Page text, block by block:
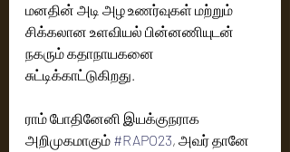
மனதின் அடி அழ உணர்வுகள் மற்றும்
சிக்கலான உளவியல் பின்னணியுடன்
நகரும் கதாநாயகனை
சுட்டிக்காட்டுகிறது.
ராம் போதினேனி இயக்குநராக
அறிமுகமாகும் #RAPO23, அவர் தானே